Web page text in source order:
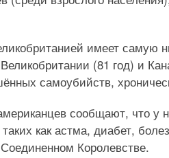
имеет самую
(81 год) и
самоубийств,
сообщают, что у
как астма, диабет,
Королевстве.